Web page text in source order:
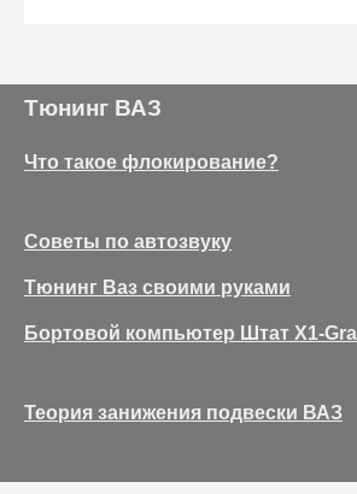
Тюнинг ВАЗ
Что такое флокирование?
Советы по автозвуку
Тюнинг Ваз своими руками
Бортовой компьютер Штат Х1-
Теория занижения подвески ВАЗ